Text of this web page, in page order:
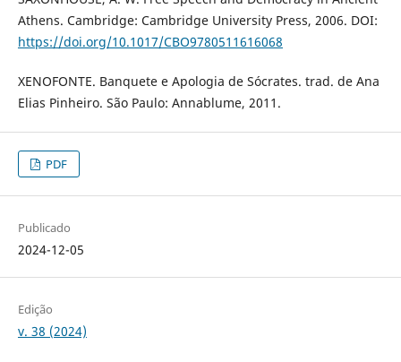
Athens. Cambridge: Cambridge University Press, 2006. DOI:
https://doi.org/10.1017/CBO9780511616068
XENOFONTE. Banquete e Apologia de Sócrates. trad. de Ana
Elias Pinheiro. São Paulo: Annablume, 2011.
PDF
Publicado
2024-12-05
Edição
v. 38 (2024)